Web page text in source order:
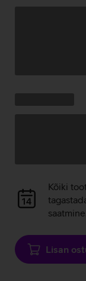
Andmete
laadimine
Kõiki
saatmine.
Lisan